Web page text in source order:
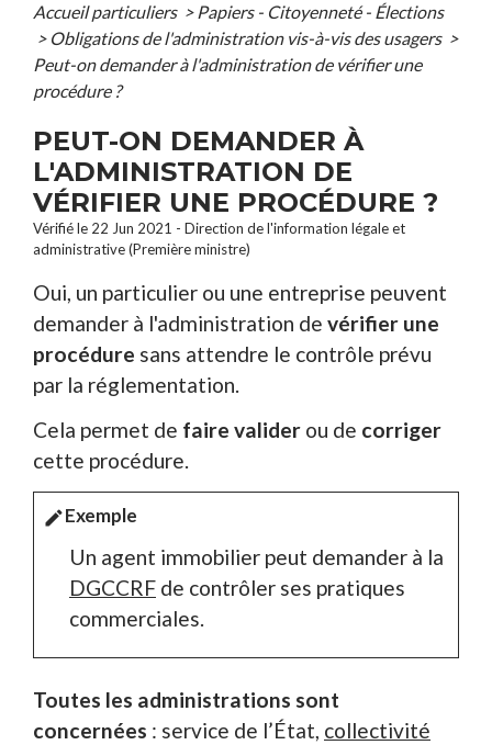
Accueil particuliers > Papiers - Citoyenneté - Élections
> Obligations de l'administration vis-à-vis des usagers >
Peut-on demander à l'administration de vérifier une
procédure ?
PEUT-ON DEMANDER À
L'ADMINISTRATION DE
VÉRIFIER UNE PROCÉDURE ?
Vérifié le 22 Jun 2021 - Direction de l'information légale et
administrative (Première ministre)
Oui, un particulier ou une entreprise peuvent
demander à l'administration de vérifier une
procédure sans attendre le contrôle prévu
par la réglementation.
Cela permet de faire valider ou de corriger
cette procédure.
editExemple
Un agent immobilier peut demander à la
DGCCRF de contrôler ses pratiques
commerciales.
Toutes les administrations sont
concernées : service de l’État, collectivité